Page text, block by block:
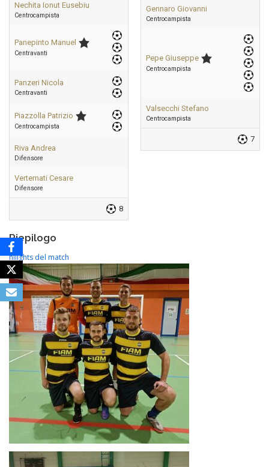
Nechita Ionut Eusebiu
Centrocampista
Panepinto Manuel
Centravanti
Panzeri Nicola
Centravanti
Piazzolla Patrizio
Centrocampista
Riva Andrea
Difensore
Vertemati Cesare
Difensore
8
Gennaro Giovanni
Centrocampista
Pepe Giuseppe
Centrocampista
Valsecchi Stefano
Centrocampista
7
Riepilogo
hilights del match